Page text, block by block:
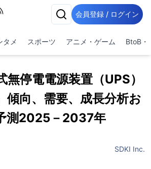
会員登録 / ログイン
タメ スポーツ アニメ・ゲーム BtoB・
無停電電源装置（UPS）
傾向、需要、成長分析お
測2025－2037年
SDKI Inc.